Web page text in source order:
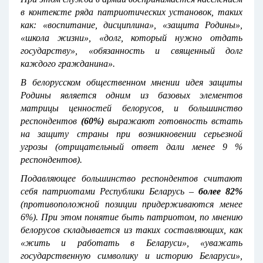
в контексте ряда патриотических установок, таких
как: «воспитание, дисциплина», «защита Родины»,
«школа жизни», «долг, который нужно отдать
государству», «обязанность и священный долг
каждого гражданина».
В белорусском общественном мнении идея защиты
Родины является одним из базовых элементов
матрицы ценностей белорусов, и большинство
респондентов (60%)выражают готовность встать
на защиту страны при возникновении серьезной
угрозы (отрицательный ответ дали менее 9 %
респондентов).
Подавляющее большинство респондентов считают
себя патриотами Республики Беларусь – более 82%
(противоположной позиции придерживаются менее
6%). При этом понятие быть патриотом, по мнению
белорусов складывается из таких составляющих, как
«жить и работать в Беларуси», «уважать
государственную символику и историю Беларуси»,